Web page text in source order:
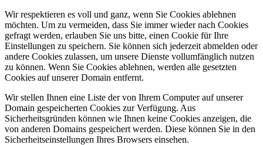
Wir respektieren es voll und ganz, wenn Sie Cookies ablehnen
möchten. Um zu vermeiden, dass Sie immer wieder nach Cookies
gefragt werden, erlauben Sie uns bitte, einen Cookie für Ihre
Einstellungen zu speichern. Sie können sich jederzeit abmelden oder
andere Cookies zulassen, um unsere Dienste vollumfänglich nutzen
zu können. Wenn Sie Cookies ablehnen, werden alle gesetzten
Cookies auf unserer Domain entfernt.
Wir stellen Ihnen eine Liste der von Ihrem Computer auf unserer
Domain gespeicherten Cookies zur Verfügung. Aus
Sicherheitsgründen können wie Ihnen keine Cookies anzeigen, die
von anderen Domains gespeichert werden. Diese können Sie in den
Sicherheitseinstellungen Ihres Browsers einsehen.